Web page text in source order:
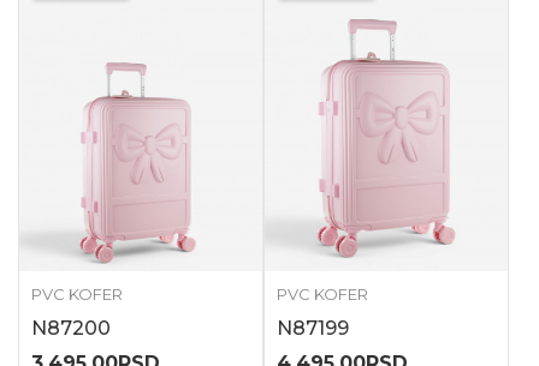
PVC KOFER
N87200
PVC KOFER
N87199